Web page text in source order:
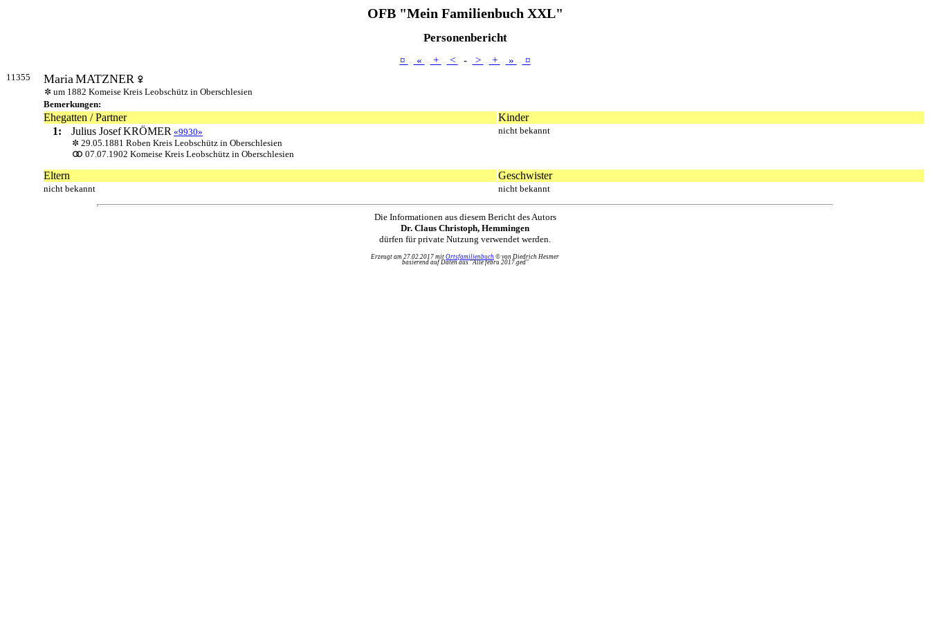
OFB "Mein Familienbuch XXL"
Personenbericht
¤ « + < - > + » ¤
11355 MariaMATZNER
um 1882 Komeise Kreis Leobschütz in Oberschlesien
Bemerkungen:
Ehegatten / Partner
Kinder
1:
Julius JosefKRÖMER «9930»
29.05.1881 Roben Kreis Leobschütz in Oberschlesien
07.07.1902 Komeise Kreis Leobschütz in Oberschlesien
nicht bekannt
Eltern Geschwister
nicht bekannt nicht bekannt
Die Informationen aus diesem Bericht des Autors
Dr. Claus Christoph, Hemmingen
dürfen für private Nutzung verwendet werden.
Erzeugt am 27.02.2017 mit Ortsfamilienbuch © von Diedrich Hesmer
basierend auf Daten aus "Alle febru 2017.ged"